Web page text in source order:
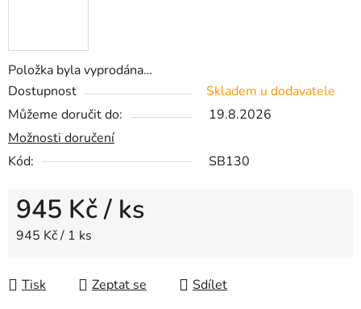
Položka byla vyprodána…
Dostupnost
Skladem u dodavatele
Můžeme doručit do:
19.8.2026
Možnosti doručení
Kód:
SB130
945 Kč/ ks
Měrná cena:
945 Kč / 1 ks
Tisk Zeptat se Sdílet